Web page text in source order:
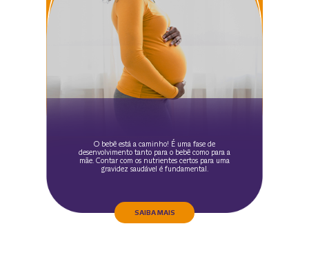
O bebê está a caminho! É uma fase de
desenvolvimento tanto para o bebê como para a
mãe. Contar com os nutrientes certos para uma
gravidez saudável é fundamental.
SAIBA MAIS